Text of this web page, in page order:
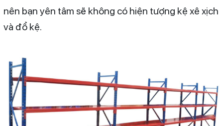
nên bạn yên tâm sẽ không có hiện tượng kệ xê xịch
và đổ kệ.